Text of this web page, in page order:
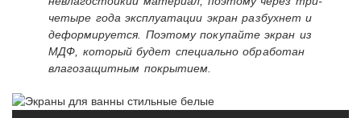
четыре года эксплуатации экран разбухнет и
деформируется. Поэтому покупайте экран из
МДФ, который будет специально обработан
влагозащитным покрытием.